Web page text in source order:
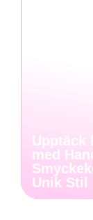
Upptäck
med
Unik Stil